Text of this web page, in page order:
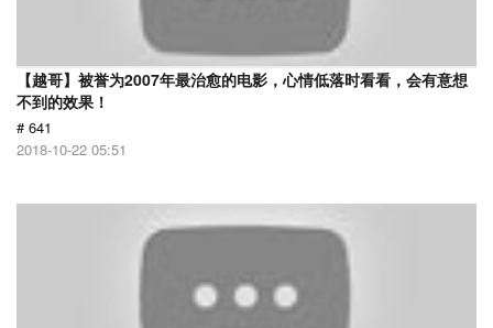
【越哥】被誉为2007年最治愈的电影，心情低落时看看，会有意想
不到的效果！
# 641
2018-10-22 05:51